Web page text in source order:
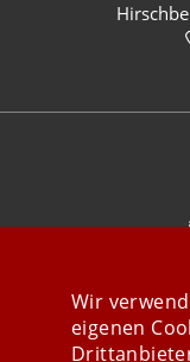
Wir
eigenen